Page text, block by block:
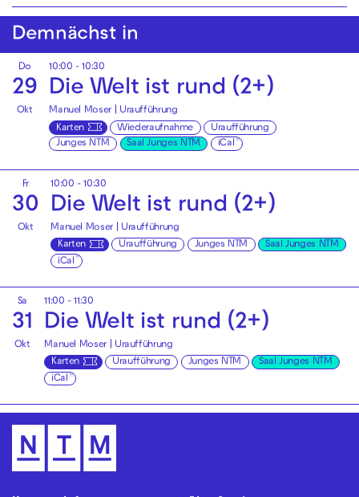
Demnächst in
Do
29
Okt
10:00 - 10:30
Die Welt ist rund (2+)
Manuel Moser | Uraufführung
Karten
Wiederaufnahme
Uraufführung
Junges NTM
Saal Junges NTM iCal
Fr
30
Okt
10:00 - 10:30
Die Welt ist rund (2+)
Manuel Moser | Uraufführung
Karten
Uraufführung Junges NTM
Saal Junges NTM
iCal
Sa
31
Okt
11:00 - 11:30
Die Welt ist rund (2+)
Manuel Moser | Uraufführung
Karten
Uraufführung Junges NTM
Saal Junges NTM
iCal